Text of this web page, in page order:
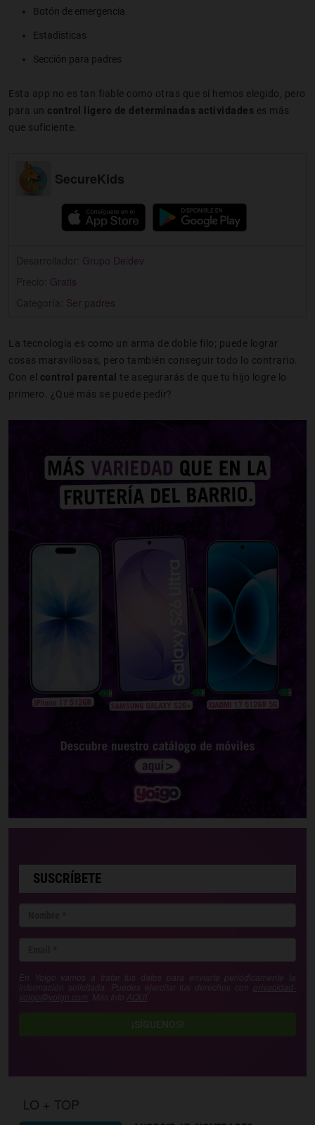
Botón de emergencia
Estadísticas
Sección para padres
Esta app no es tan fiable como otras que sí hemos elegido, pero
para un control ligero de determinadas actividades es más
que suficiente.
SecureKids
Grupo Deidev
Gratis
Ser padres
La tecnología es como un arma de doble filo; puede lograr
cosas maravillosas, pero también conseguir todo lo contrario.
Con el control parental te asegurarás de que tu hijo logre lo
primero. ¿Qué más se puede pedir?
SUSCRÍBETE
En Yoigo vamos a tratar tus datos para enviarte periódicamente la
información solicitada. Puedes ejercitar tus derechos con privacidad-
yoigo@yoigo.com . Más Info AQUÍ
¡SÍGUENOS!
LO + TOP